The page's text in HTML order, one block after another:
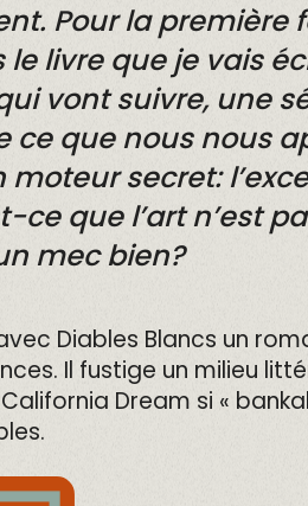
Pour la première
livre que je vais
vont suivre, une
ce que nous nous
secret:
ce que l’art n’est
mec bien?
Diables Blancs un
Il fustige un milieu
Dream si «